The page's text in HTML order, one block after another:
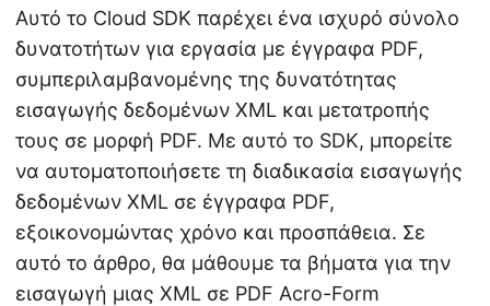
Αυτό το Cloud SDK παρέχει ένα ισχυρό σύνολο
δυνατοτήτων για εργασία με έγγραφα PDF,
συμπεριλαμβανομένης της δυνατότητας
εισαγωγής δεδομένων XML και μετατροπής
τους σε μορφή PDF. Με αυτό το SDK, μπορείτε
να αυτοματοποιήσετε τη διαδικασία εισαγωγής
δεδομένων XML σε έγγραφα PDF,
εξοικονομώντας χρόνο και προσπάθεια. Σε
αυτό το άρθρο, θα μάθουμε τα βήματα για την
εισαγωγή μιας XML σε PDF Acro-Form